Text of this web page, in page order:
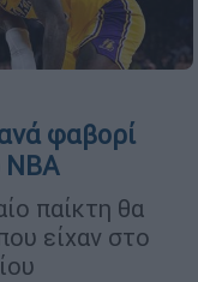
φαβορί
ΝΒΑ
παίκτη θα
είχαν στο